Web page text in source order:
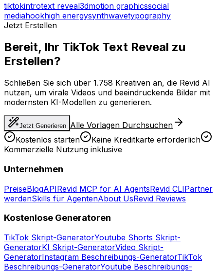
tiktokintrotext reveal3dmotion graphicssocial
mediahookhigh energysynthwavetypography
Jetzt Erstellen
Bereit, Ihr TikTok Text Reveal zu
Erstellen?
Schließen Sie sich über 1.758 Kreativen an, die Revid AI
nutzen, um virale Videos und beeindruckende Bilder mit
modernsten KI-Modellen zu generieren.
Jetzt Generieren Alle Vorlagen Durchsuchen
Kostenlos starten
Keine Kreditkarte erforderlich
Kommerzielle Nutzung inklusive
Unternehmen
PreiseBlogAPIRevid MCP for AI AgentsRevid CLIPartner
werdenSkills für AgentenAbout UsRevid Reviews
Kostenlose Generatoren
TikTok Skript-GeneratorYoutube Shorts Skript-
GeneratorKI Skript-GeneratorVideo Skript-
GeneratorInstagram Beschreibungs-GeneratorTikTok
Beschreibungs-GeneratorYoutube Beschreibungs-